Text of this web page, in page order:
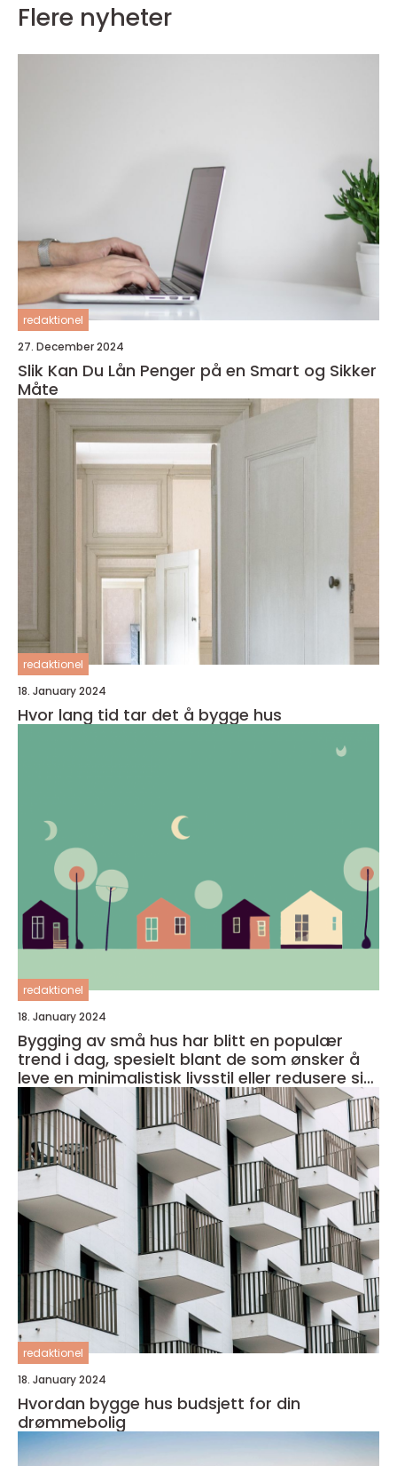
Flere nyheter
redaktionel
27. December 2024
Slik Kan Du Lån Penger på en Smart og Sikker
Måte
redaktionel
18. January 2024
Hvor lang tid tar det å bygge hus
redaktionel
18. January 2024
Bygging av små hus har blitt en populær
trend i dag, spesielt blant de som ønsker å
leve en minimalistisk livsstil eller redusere sitt
fotavtrykk på miljøet
redaktionel
18. January 2024
Hvordan bygge hus budsjett for din
drømmebolig